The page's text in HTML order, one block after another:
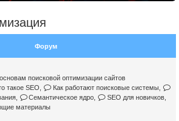
Форум
поисковой оптимизации сайтов
такое SEO Как работают поисковые системы,
Семантическое ядро SEO для новичков,
материалы